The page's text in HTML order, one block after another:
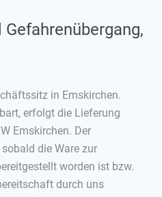
in Emskirchen.
erfolgt die Lieferung
Emskirchen. Der
die Ware zur
worden ist bzw.
durch uns